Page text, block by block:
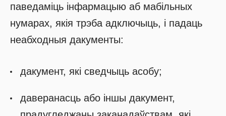
паведаміць інфармацыю аб мабільных
нумарах, якія трэба адключыць, і падаць
неабходныя дакументы:
дакумент, які сведчыць асобу;
даверанасць або іншы дакумент,